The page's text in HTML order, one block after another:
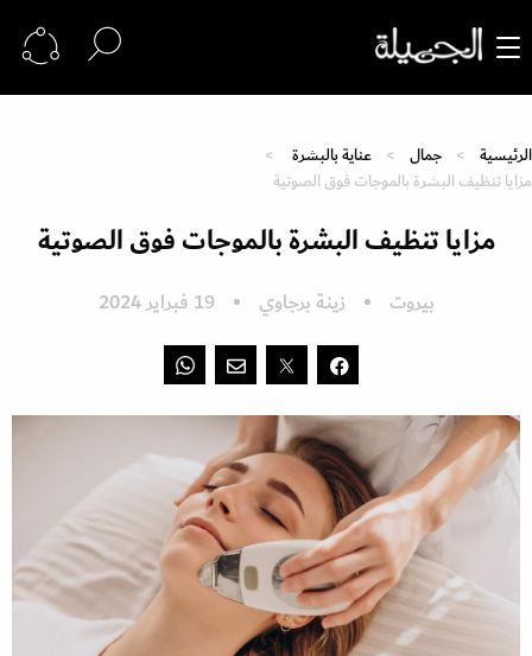
الرئيسية جمال
عناية بالبشرة
مزايا تنظيف البشرة بالموجات فوق الصوتية
مزايا تنظيف البشرة بالموجات فوق الصوتية
بيروت زينة برجاوي 19 فبراير 2024